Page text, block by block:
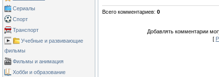
Сериалы
Спорт
Транспорт
Учебные и развивающие
фильмы
Фильмы и анимация
Хобби и образование
Всего комментариев: 0
Добавлять комментарии
[